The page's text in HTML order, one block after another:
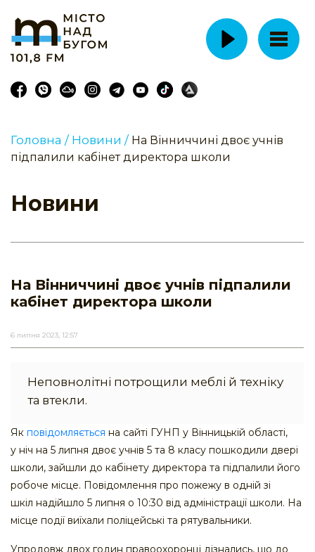
Головна / Новини / На Вінниччині двоє учнів
підпалили кабінет директора школи
Новини
На Вінниччині двоє учнів підпалили
кабінет директора школи
6 липня 2023, 12:57
Неповнолітні потрощили меблі й техніку
та втекли.
Як повідомляється на сайті ГУНП у Вінницькій області,
у ніч на 5 липня двоє учнів 5 та 8 класу пошкодили двері
школи, зайшли до кабінету директора та підпалили його
робоче місце. Повідомлення про пожежу в одній зі
шкіл надійшло 5 липня о 10:30 від адміністрації школи. На
місце події виїхали поліцейські та рятувальники.
Упродовж двох годин правоохоронці дізнались, що до